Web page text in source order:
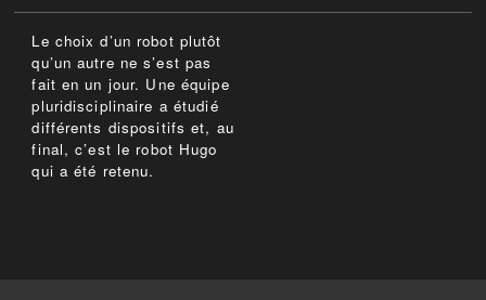
Le choix d’un robot plutôt
qu’un autre ne s’est pas
fait en un jour. Une équipe
pluridisciplinaire a étudié
différents dispositifs et, au
final, c’est le robot Hugo
qui a été retenu.